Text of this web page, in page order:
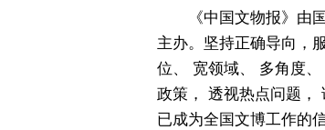
《中国文物报》由国
主办。坚持正确导向，
位、 宽领域、 多角度
政策， 透视热点问题，
已成为全国文博工作的